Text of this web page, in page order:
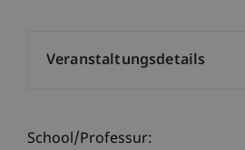
School/Professur:
Veranstaltungsdetails